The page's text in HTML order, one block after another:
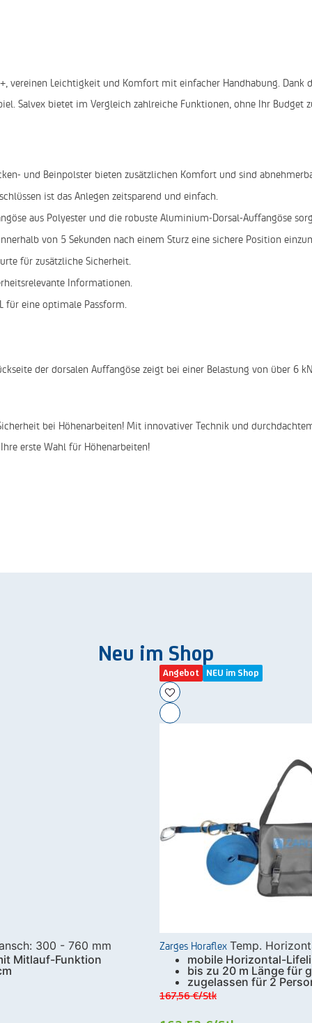
vereinen Leichtigkeit und Komfort mit einfacher Handhabung.
Salvex bietet im Vergleich zahlreiche Funktionen, ohne Ihr Budget
und Beinpolster bieten zusätzlichen Komfort und sind
ist das Anlegen zeitsparend und einfach.
aus Polyester und die robuste Aluminium-Dorsal-Auffangöse
von 5 Sekunden nach einem Sturz eine sichere Position
für zusätzliche Sicherheit.
Informationen.
für eine optimale Passform.
der dorsalen Auffangöse zeigt bei einer Belastung von über 6
bei Höhenarbeiten! Mit innovativer Technik und
erste Wahl für Höhenarbeiten!
Neu im Shop
300 - 760 mm
Mitlauf-Funktion
Angebot NEU im Shop
Zarges Horaflex Temp.
mobile Horizontal-
bis zu 20 m Länge für
zugelassen für 2
167,56 €/Stk